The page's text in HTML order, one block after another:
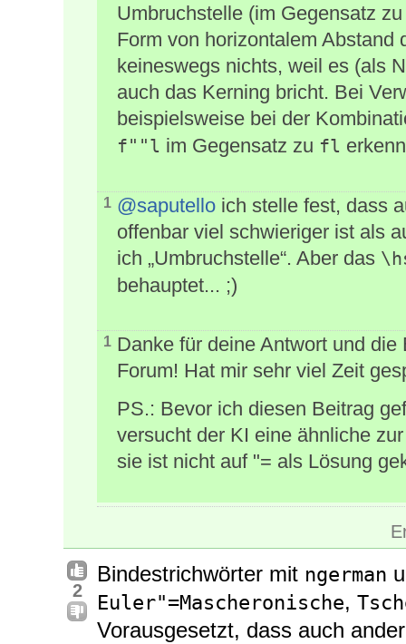
Umbruchstelle (im Gegensatz
Form von horizontalem Abstand
keineswegs nichts, weil es (als
auch das Kerning bricht. Bei
beispielsweise bei der
f""l im Gegensatz zu fl
1 @saputello ich stelle fest, dass
offenbar viel schwieriger ist als
ich „Umbruchstelle“. Aber das
behauptet... ;)
1 Danke für deine Antwort und
Forum! Hat mir sehr viel Zeit
PS.: Bevor ich diesen Beitrag
versucht der KI eine ähnliche
sie ist nicht auf "= als Lösung
2
Bindestrichwörter mit ngerman
Euler"=Mascheronische,
Vorausgesetzt, dass auch